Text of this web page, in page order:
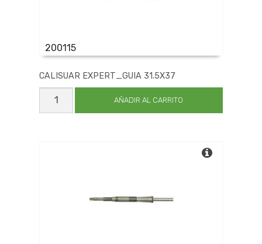
200115
CALISUAR EXPERT_GUIA 31.5X37
CALISUAR
EXPERT_GUIA
AÑADIR AL CARRITO